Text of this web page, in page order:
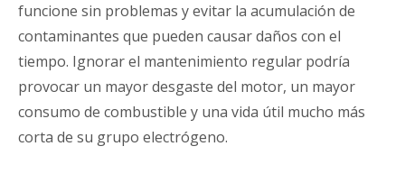
funcione sin problemas y evitar la acumulación de
contaminantes que pueden causar daños con el
tiempo. Ignorar el mantenimiento regular podría
provocar un mayor desgaste del motor, un mayor
consumo de combustible y una vida útil mucho más
corta de su grupo electrógeno.